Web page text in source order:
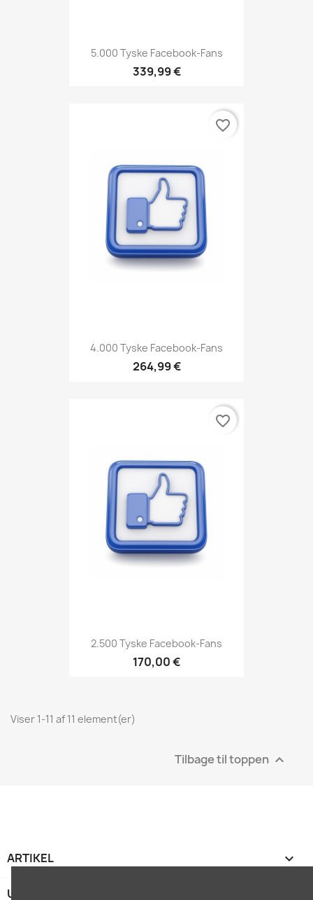
5.000 Tyske Facebook-Fans
339,99 €
4.000 Tyske Facebook-Fans
264,99 €
favorite_border
2.500 Tyske Facebook-Fans
170,00 €
favorite_border
Viser 1-11 af 11 element(er)
Tilbage til toppen 
ARTIKEL 
UNTERNEHMEN